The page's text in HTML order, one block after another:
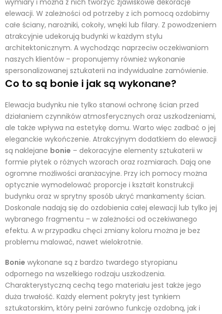
wymiary i można z nich tworzyć zjawiskowe dekoracje
elewacji. W zależności od potrzeby z ich pomocą ozdobimy
całe ściany, narożniki, cokoły, wnęki lub filary. Z powodzeniem
atrakcyjnie udekorują budynki w każdym stylu
architektonicznym. A wychodząc naprzeciw oczekiwaniom
naszych klientów – proponujemy również wykonanie
spersonalizowanej sztukaterii na indywidualne zamówienie.
Co to są bonie i jak są wykonane?
Elewacja budynku nie tylko stanowi ochronę ścian przed
działaniem czynników atmosferycznych oraz uszkodzeniami,
ale także wpływa na estetykę domu. Warto więc zadbać o jej
eleganckie wykończenie. Atrakcyjnym dodatkiem do elewacji
są naklejane bonie – dekoracyjne elementy sztukaterii w
formie płytek o różnych wzorach oraz rozmiarach. Dają one
ogromne możliwości aranżacyjne. Przy ich pomocy można
optycznie wymodelować proporcje i kształt konstrukcji
budynku oraz w sprytny sposób ukryć mankamenty ścian.
Doskonale nadają się do ozdobienia całej elewacji lub tylko jej
wybranego fragmentu – w zależności od oczekiwanego
efektu. A w przypadku chęci zmiany koloru można je bez
problemu malować, nawet wielokrotnie.
Bonie wykonane są z bardzo twardego styropianu
odpornego na wszelkiego rodzaju uszkodzenia.
Charakterystyczną cechą tego materiału jest także jego
duża trwałość. Każdy element pokryty jest tynkiem
sztukatorskim, który pełni zarówno funkcję ozdobną, jak i